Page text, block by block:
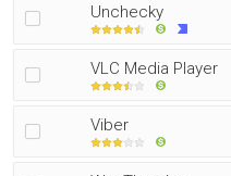
Unchecky
VLC Media Player
Viber